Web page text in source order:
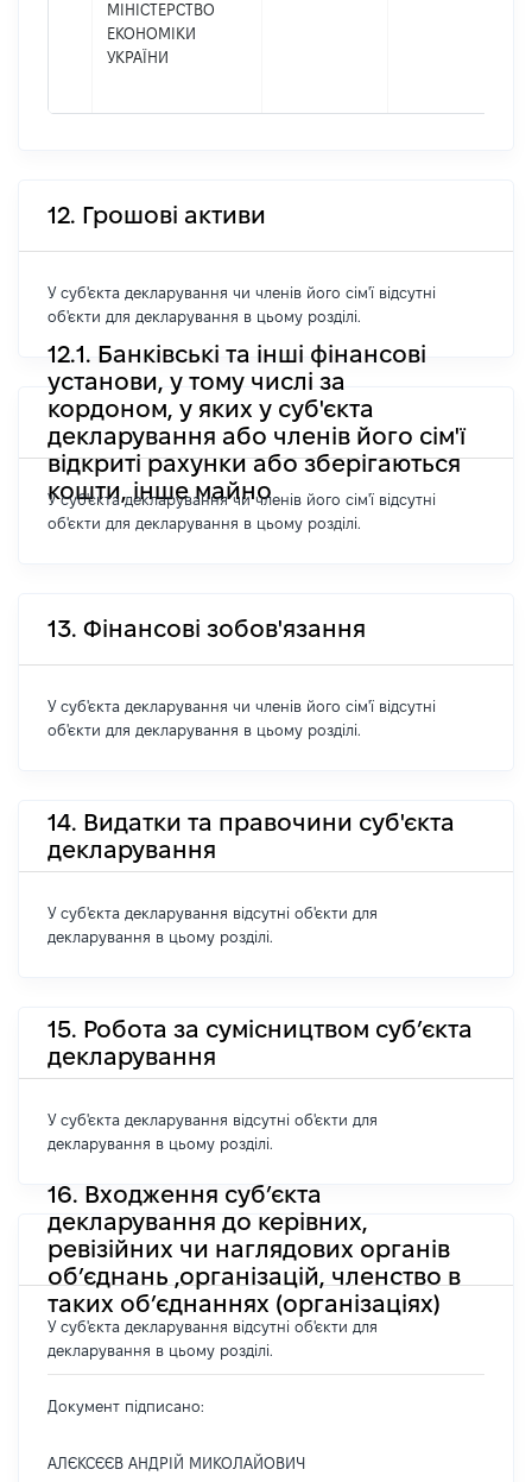
МІНІСТЕРСТВО
ЕКОНОМІКИ
УКРАЇНИ
12. Грошові активи
У суб'єкта декларування чи членів його сім'ї відсутні
об'єкти для декларування в цьому розділі.
12.1. Банківські та інші фінансові
установи, у тому числі за
кордоном, у яких у суб'єкта
декларування або членів його сім'ї
відкриті рахунки або зберігаються
кошти, інше майно
У суб'єкта декларування чи членів його сім'ї відсутні
об'єкти для декларування в цьому розділі.
13. Фінансові зобов'язання
У суб'єкта декларування чи членів його сім'ї відсутні
об'єкти для декларування в цьому розділі.
14. Видатки та правочини суб'єкта
декларування
У суб'єкта декларування відсутні об'єкти для
декларування в цьому розділі.
15. Робота за сумісництвом суб’єкта
декларування
У суб'єкта декларування відсутні об'єкти для
декларування в цьому розділі.
16. Входження суб’єкта
декларування до керівних,
ревізійних чи наглядових органів
об’єднань ,організацій, членство в
таких об’єднаннях (організаціях)
У суб'єкта декларування відсутні об'єкти для
декларування в цьому розділі.
Документ підписано:
АЛЄКСЄЄВ АНДРІЙ МИКОЛАЙОВИЧ